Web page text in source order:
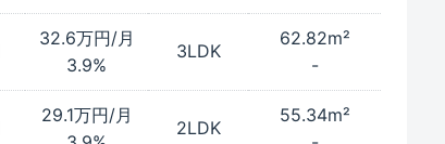
32.6万円/月
3.9%
3LDK
62.82m²
-
29.1万円/月
2LDK
55.34m²